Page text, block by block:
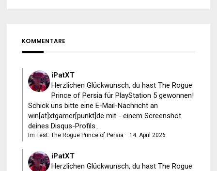
KOMMENTARE
iPatXT
Herzlichen Glückwunsch, du hast The Rogue
Prince of Persia für PlayStation 5 gewonnen!
Schick uns bitte eine E-Mail-Nachricht an
win[at]xtgamer[punkt]de mit - einem Screenshot
deines Disqus-Profils...
Im Test: The Rogue Prince of Persia · 14. April 2026
iPatXT
Herzlichen Glückwunsch, du hast The Rogue